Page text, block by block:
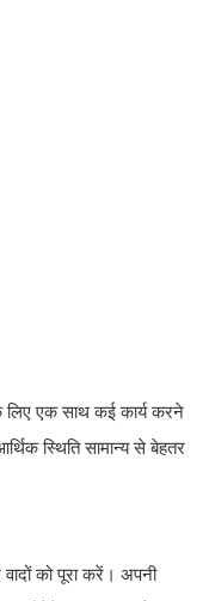
लिए एक साथ कई कार्य करने
स्थिति सामान्य से बेहतर
को पूरा करें। अपनी